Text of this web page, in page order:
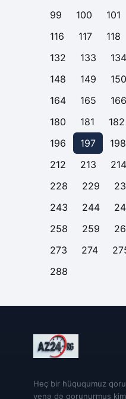
99
100 101
116
117 118
132
133 134
148
149 150
164
165 166
180
181 182
196
197 198
212
213 214
228
229
243
244
258
259
273
274
288
Heç bir hüququmuz
yenə də qorunurmuş